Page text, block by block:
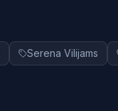
Serena Vilijams